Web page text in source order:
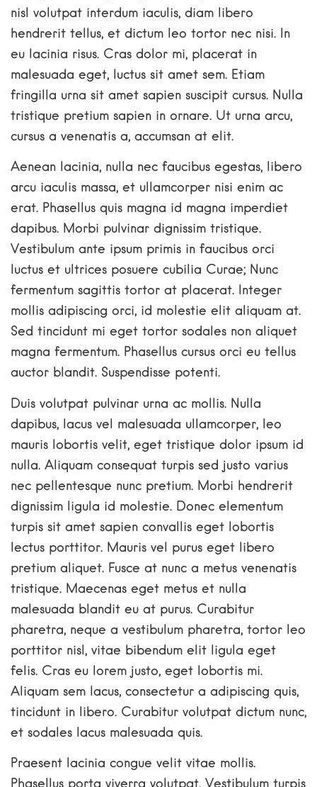
nisl volutpat interdum iaculis, diam libero
hendrerit tellus, et dictum leo tortor nec nisi. In
eu lacinia risus. Cras dolor mi, placerat in
malesuada eget, luctus sit amet sem. Etiam
fringilla urna sit amet sapien suscipit cursus. Nulla
tristique pretium sapien in ornare. Ut urna arcu,
cursus a venenatis a, accumsan at elit.
Aenean lacinia, nulla nec faucibus egestas, libero
arcu iaculis massa, et ullamcorper nisi enim ac
erat. Phasellus quis magna id magna imperdiet
dapibus. Morbi pulvinar dignissim tristique.
Vestibulum ante ipsum primis in faucibus orci
luctus et ultrices posuere cubilia Curae; Nunc
fermentum sagittis tortor at placerat. Integer
mollis adipiscing orci, id molestie elit aliquam at.
Sed tincidunt mi eget tortor sodales non aliquet
magna fermentum. Phasellus cursus orci eu tellus
auctor blandit. Suspendisse potenti.
Duis volutpat pulvinar urna ac mollis. Nulla
dapibus, lacus vel malesuada ullamcorper, leo
mauris lobortis velit, eget tristique dolor ipsum id
nulla. Aliquam consequat turpis sed justo varius
nec pellentesque nunc pretium. Morbi hendrerit
dignissim ligula id molestie. Donec elementum
turpis sit amet sapien convallis eget lobortis
lectus porttitor. Mauris vel purus eget libero
pretium aliquet. Fusce at nunc a metus venenatis
tristique. Maecenas eget metus et nulla
malesuada blandit eu at purus. Curabitur
pharetra, neque a vestibulum pharetra, tortor leo
porttitor nisl, vitae bibendum elit ligula eget
felis. Cras eu lorem justo, eget lobortis mi.
Aliquam sem lacus, consectetur a adipiscing quis,
tincidunt in libero. Curabitur volutpat dictum nunc,
et sodales lacus malesuada quis.
Praesent lacinia congue velit vitae mollis.